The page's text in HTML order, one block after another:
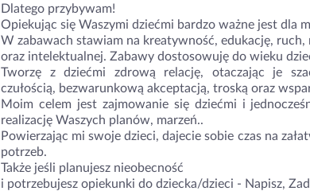
Dlatego przybywam!
Opiekując się Waszymi dziećmi bardzo ważne jest dla
W zabawach stawiam na kreatywność, edukację,
oraz intelektualnej. Zabawy dostosowuję do wieku
Tworzę z dziećmi zdrową relację, otaczając je
czułością, bezwarunkową akceptacją, troską oraz
Moim celem jest zajmowanie się dziećmi i
realizację Waszych planów, marzeń..
Powierzając mi swoje dzieci, dajecie sobie czas na
potrzeb.
Także jeśli planujesz nieobecność
i potrzebujesz opiekunki do dziecka/dzieci - Napisz,